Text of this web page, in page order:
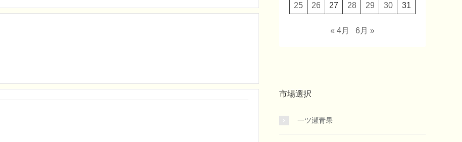
25
26 27 28 29 30 31
« 4月 6月 »
市場選択
一ツ瀬青果